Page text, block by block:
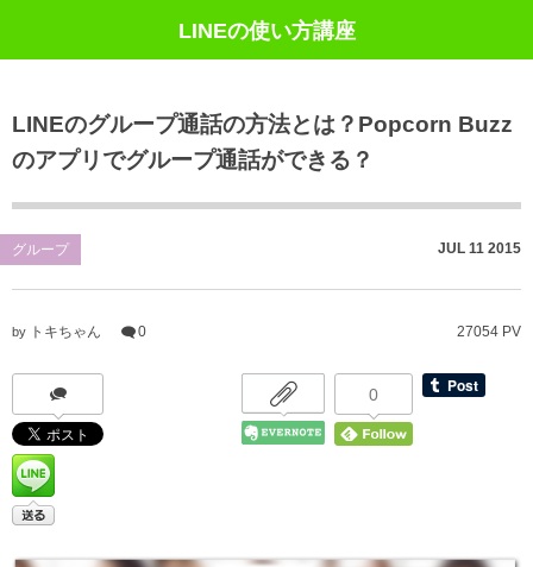
LINEの使い方講座
LINEのグループ通話の方法とは？Popcorn Buzz
のアプリでグループ通話ができる？
グループ JUL 11 2015
by トキちゃん 0 27054 PV
0